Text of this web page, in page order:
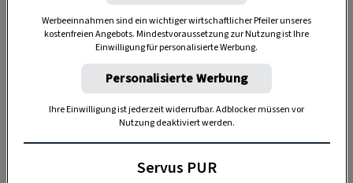
Anzeige
Werbeeinnahmen sind ein wichtiger wirtschaftlicher Pfeiler unseres
kostenfreien Angebots. Mindestvoraussetzung zur Nutzung ist Ihre
Einwilligung für personalisierte Werbung.
Personalisierte Werbung
Ihre Einwilligung ist jederzeit widerrufbar. Adblocker müssen vor
Nutzung deaktiviert werden.
Servus PUR